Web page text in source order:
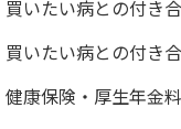
買いたい病との付き
買いたい病との付き
健康保険・厚生年金